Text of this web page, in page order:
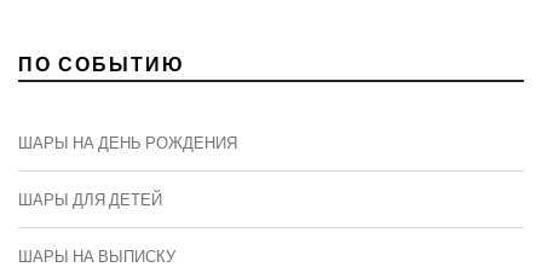
ПО СОБЫТИЮ
ШАРЫ НА ДЕНЬ РОЖДЕНИЯ
ШАРЫ ДЛЯ ДЕТЕЙ
ШАРЫ НА ВЫПИСКУ